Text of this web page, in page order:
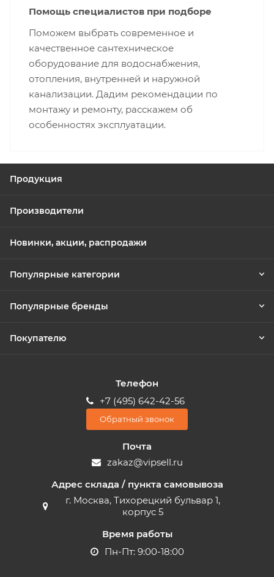
Помощь специалистов при подборе
Поможем выбрать современное и
качественное сантехническое
оборудование для водоснабжения,
отопления, внутренней и наружной
канализации. Дадим рекомендации по
монтажу и ремонту, расскажем об
особенностях эксплуатации.
Продукция
Производители
Новинки, акции, распродажи
Популярные категории
Популярные бренды
Покупателю
Телефон
+7 (495) 642-42-56
Обратный звонок
Почта
zakaz@vipsell.ru
Адрес склада / пункта самовывоза
г. Москва, Тихорецкий бульвар 1,
корпус 5
Время работы
Пн-Пт: 9:00-18:00